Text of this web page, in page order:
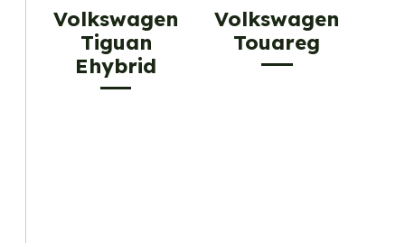
Volkswagen
Tiguan
Ehybrid
Volkswagen
Touareg